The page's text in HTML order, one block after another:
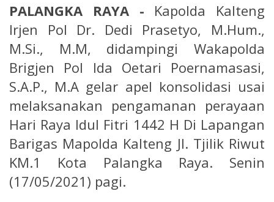
PALANGKA RAYA - Kapolda Kalteng
Irjen Pol Dr. Dedi Prasetyo, M.Hum.,
M.Si., M.M, didampingi Wakapolda
Brigjen Pol Ida Oetari Poernamasasi,
S.A.P., M.A gelar apel konsolidasi usai
melaksanakan pengamanan perayaan
Hari Raya Idul Fitri 1442 H Di Lapangan
Barigas Mapolda Kalteng Jl. Tjilik Riwut
KM.1 Kota Palangka Raya. Senin
(17/05/2021) pagi.